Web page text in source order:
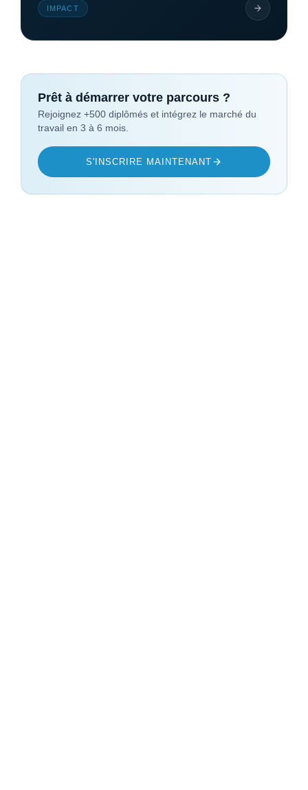
IMPACT
Prêt à démarrer votre parcours ?
Rejoignez +500 diplômés et intégrez le marché du
travail en 3 à 6 mois.
S'INSCRIRE MAINTENANT